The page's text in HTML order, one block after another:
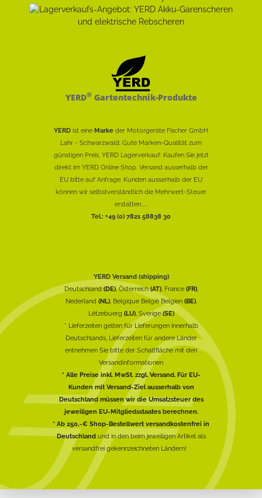
YERD®Gartentechnik-Produkte
YERD ist eine Marke der Motorgeräte Fischer GmbH
Lahr - Schwarzwald: Gute Marken-Qualität zum
günstigen Preis. YERD Lagerverkauf: Kaufen Sie jetzt
direkt im YERD Online Shop. Versand ausserhalb der
EU bitte auf Anfrage. Kunden ausserhalb der EU
können wir selbstverständlich die Mehrwert-Steuer
erstatten......
Tel.: +49 (0) 7821 58838 30
YERD Versand (shipping)
Deutschland(DE), Österreich(AT), France (FR),
Nederland (NL), Belgique België Belgien (BE),
Lëtzebuerg (LU), Sverige(SE)
* Lieferzeiten gelten für Lieferungen innerhalb
Deutschlands, Lieferzeiten für andere Länder
entnehmen Sie bitte der Schaltfläche mit den
Versandinformationen
* Alle Preise inkl. MwSt. zzgl. Versand. Für EU-
Kunden mit Versand-Ziel ausserhalb von
Deutschland müssen wir die Umsatzsteuer des
jeweiligen EU-Mitgliedsstaates berechnen.
* Ab 250,-€ Shop-Bestellwert versandkostenfrei in
Deutschlandund in den beim jeweiligen Artikel als
versandfrei gekennzeichneten Ländern!